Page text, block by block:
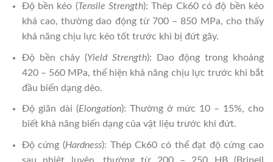
Độ bền kéo (Tensile Strength): Thép Ck60 có độ bền kéo
khá cao, thường dao động từ 700 – 850 MPa, cho thấy
khả năng chịu lực kéo tốt trước khi bị đứt gãy.
Độ bền chảy (Yield Strength): Dao động trong khoảng
420 – 560 MPa, thể hiện khả năng chịu lực trước khi bắt
đầu biến dạng dẻo.
Độ giãn dài (Elongation): Thường ở mức 10 – 15%, cho
biết khả năng biến dạng của vật liệu trước khi đứt.
Độ cứng (Hardness): Thép Ck60 có thể đạt độ cứng cao
sau nhiệt luyện, thường từ 200 – 250 HB (Brinell